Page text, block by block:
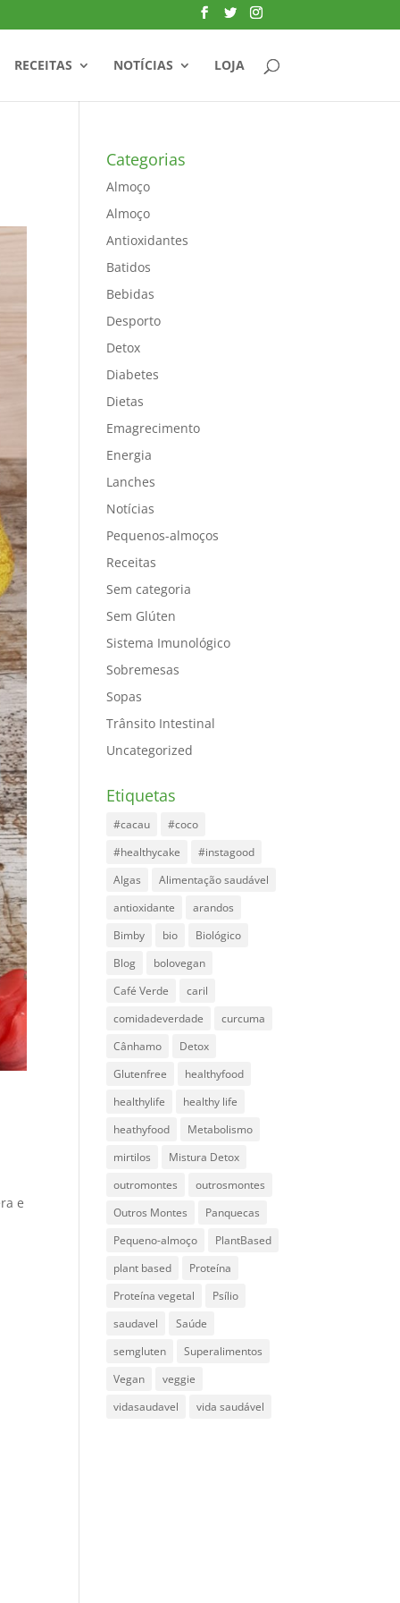
RECEITAS NOTÍCIAS LOJA
e
Categorias
Almoço
Almoço
Antioxidantes
Batidos
Bebidas
Desporto
Detox
Diabetes
Dietas
Emagrecimento
Energia
Lanches
Notícias
Pequenos-almoços
Receitas
Sem categoria
Sem Glúten
Sistema Imunológico
Sobremesas
Sopas
Trânsito Intestinal
Uncategorized
Etiquetas
#cacau
#coco
#healthycake
#instagood
Algas
Alimentação saudável
antioxidante
arandos
Bimby
bio
Biológico
Blog
bolovegan
Café Verde
caril
comidadeverdade
curcuma
Cânhamo
Detox
Glutenfree
healthyfood
healthylife
healthy life
heathyfood
Metabolismo
mirtilos
Mistura Detox
outromontes
outrosmontes
Outros Montes
Panquecas
Pequeno-almoço
PlantBased
plant based
Proteína
Proteína vegetal
Psílio
saudavel
Saúde
semgluten
Superalimentos
Vegan
veggie
vidasaudavel
vida saudável